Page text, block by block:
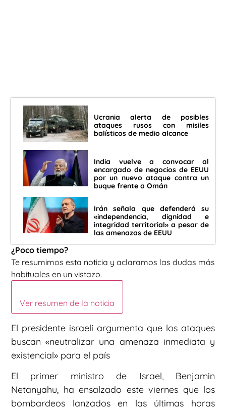
Ucrania alerta de posibles
ataques rusos con misiles
balísticos de medio alcance
India vuelve a convocar al
encargado de negocios de EEUU
por un nuevo ataque contra un
buque frente a Omán
Irán señala que defenderá su
«independencia, dignidad e
integridad territorial» a pesar de
las amenazas de EEUU
¿Poco tiempo?
Te resumimos esta noticia y aclaramos las dudas más
habituales en un vistazo.
Ver resumen de la noticia
El presidente israelí argumenta que los ataques
buscan «neutralizar una amenaza inmediata y
existencial» para el país
El primer ministro de Israel, Benjamin
Netanyahu, ha ensalzado este viernes que los
bombardeos lanzados en las últimas horas